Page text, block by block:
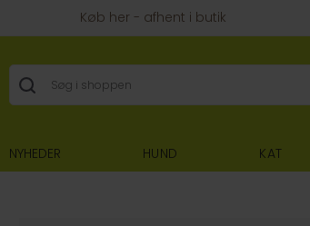
Køb her - afhent i butik
NYHEDER HUND KAT